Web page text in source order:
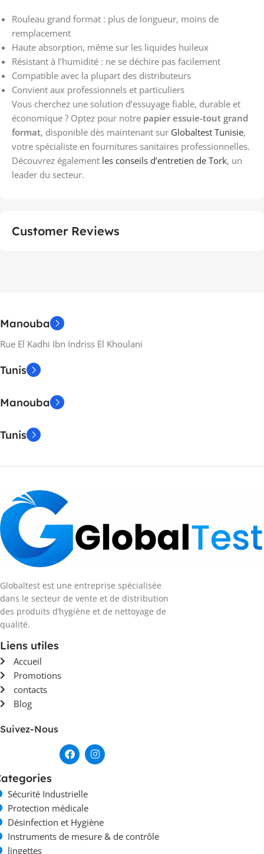
Rouleau grand format : plus de longueur, moins de
remplacement
Haute absorption, même sur les liquides huileux
Résistant à l’humidité : ne se déchire pas facilement
Compatible avec la plupart des distributeurs
Convient aux professionnels et particuliers
Vous cherchez une solution d’essuyage fiable, durable et
économique ? Optez pour notre papier essuie-tout grand
format, disponible dès maintenant sur Globaltest Tunisie,
votre spécialiste en fournitures sanitaires professionnelles.
Découvrez également les conseils d’entretien de Tork, un
leader du secteur.
Customer Reviews
Manouba
Rue El Kadhi Ibn Indriss El Khoulani
Tunis
Manouba
Tunis
Globaltest est une entreprise spécialisée
dans le secteur de vente et de distribution
des produits d’hygiène et de nettoyage de
qualité.
Liens utiles
Accueil
Promotions
contacts
Blog
Suivez-Nous
Sécurité Industrielle
Protection médicale
Désinfection et Hygiène
Instruments de mesure & de contrôle
lingettes